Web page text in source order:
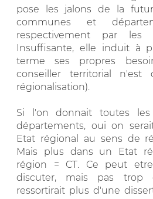
pose les jalons de la
communes et
respectivement par les
Insuffisante, elle induit à
terme ses propres
conseiller territorial
régionalisation).
Si l'on donnait toutes les
départements, oui on
Etat régional au sens de
Mais plus dans un Etat
région = CT. Ce peut
discuter, mais pas trop
ressortirait plus d'une